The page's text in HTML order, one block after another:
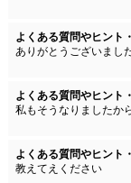
よくある質問やヒント
ありがとうございまし
よくある質問やヒント
私もそうなりましたか
レジェンド装備セッ
でも私はあえてそのま
よくある質問やヒント
教えてえください